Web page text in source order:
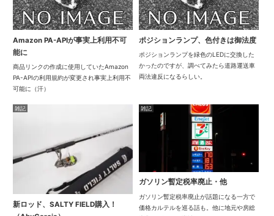
Amazon PA-APIが事実上利用不可
能に
商品リンクの作成に使用していたAmazon
PA-APIの利用規約が変更され事実上利用不
可能に（汗）
ポジションランプ、色付きは御法度
ポジションランプを緑色のLEDに交換した
かったのですが、調べてみたら道路運送車
両法違反になるらしい。
雑記
新ロッド、SALTY FIELD購入！
雑記
ガソリン暫定税率廃止・他
ガソリン暫定税率廃止が話題になる一方で
価格カルテルを巡る話も。他に地元や房総